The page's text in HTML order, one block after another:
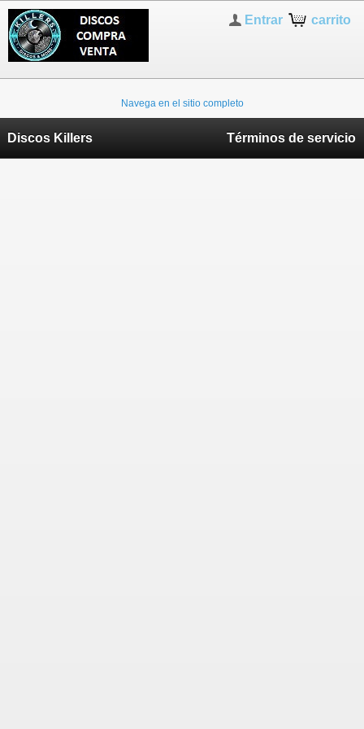
carrito
Entrar
Navega en el sitio completo
Discos Killers Términos de servicio